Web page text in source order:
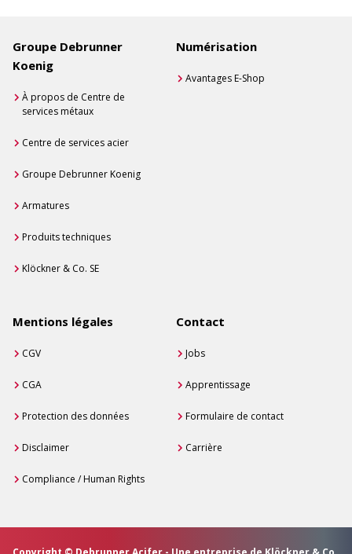
Groupe Debrunner
Koenig
À propos de Centre de
services métaux
Centre de services acier
Groupe Debrunner Koenig
Armatures
Produits techniques
Klöckner & Co. SE
Numérisation
Avantages E-Shop
Mentions légales
CGV
CGA
Protection des données
Disclaimer
Compliance / Human Rights
Contact
Jobs
Apprentissage
Formulaire de contact
Carrière